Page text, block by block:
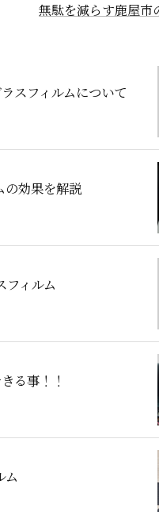
無駄を減らす鹿屋市
スフィルムについて
の効果を解説
フィルム
る事！！
ム